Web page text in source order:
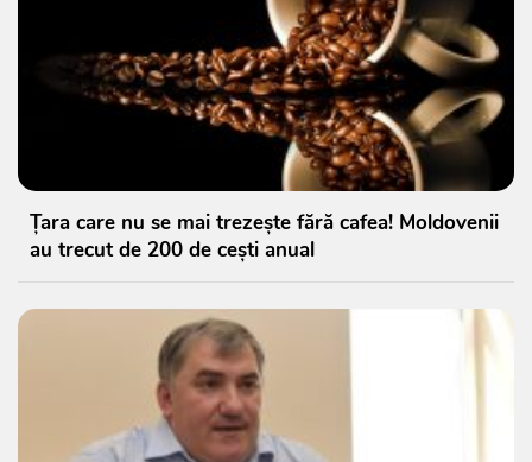
Țara care nu se mai trezește fără cafea! Moldovenii
au trecut de 200 de cești anual